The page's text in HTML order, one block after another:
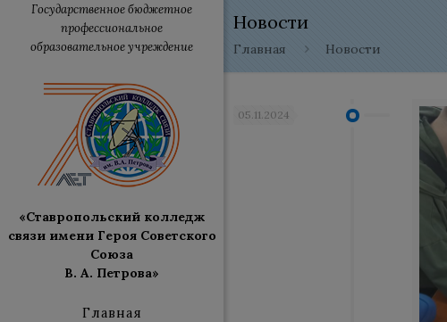
Государственное бюджетное
профессиональное
образовательное учреждение
«Ставропольский колледж
связи имени Героя Советского
Союза
В. А. Петрова»
Главная
Новости
Главная Новости
05.11.2024